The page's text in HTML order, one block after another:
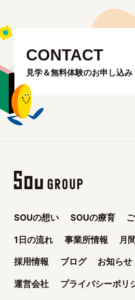
CONTACT
見学＆無料体験のお申し込み
SOUの想い SOUの療育
1日の流れ 事業所情報 月
採用情報 ブログ お知らせ
運営会社 プライバシーポリ